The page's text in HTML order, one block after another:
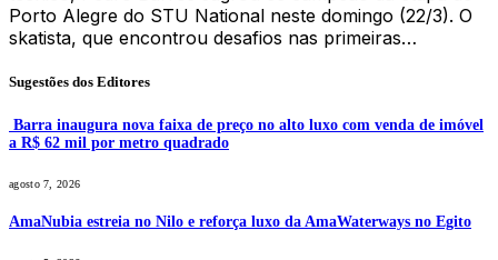
Porto Alegre do STU National neste domingo (22/3). O
skatista, que encontrou desafios nas primeiras…
Sugestões dos Editores
Barra inaugura nova faixa de preço no alto luxo com venda de imóvel
a R$ 62 mil por metro quadrado
agosto 7, 2026
AmaNubia estreia no Nilo e reforça luxo da AmaWaterways no Egito